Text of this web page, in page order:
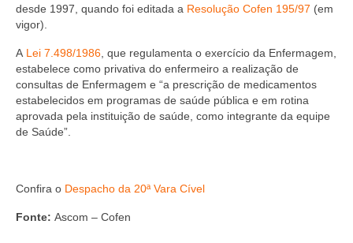
Resoluções
Desagravo Público
Processos Éticos
Censura Pública
Procedimento para registro
desde 1997, quando foi editada a Resolução Cofen 195/97 (em
vigor).
A Lei 7.498/1986 , que regulamenta o exercício da Enfermagem,
estabelece como privativa do enfermeiro a realização de
consultas de Enfermagem e “a prescrição de medicamentos
estabelecidos em programas de saúde pública e em rotina
aprovada pela instituição de saúde, como integrante da equipe
de Saúde”.
Confira o Despacho da 20ª Vara Cível
Fonte: Ascom – Cofen